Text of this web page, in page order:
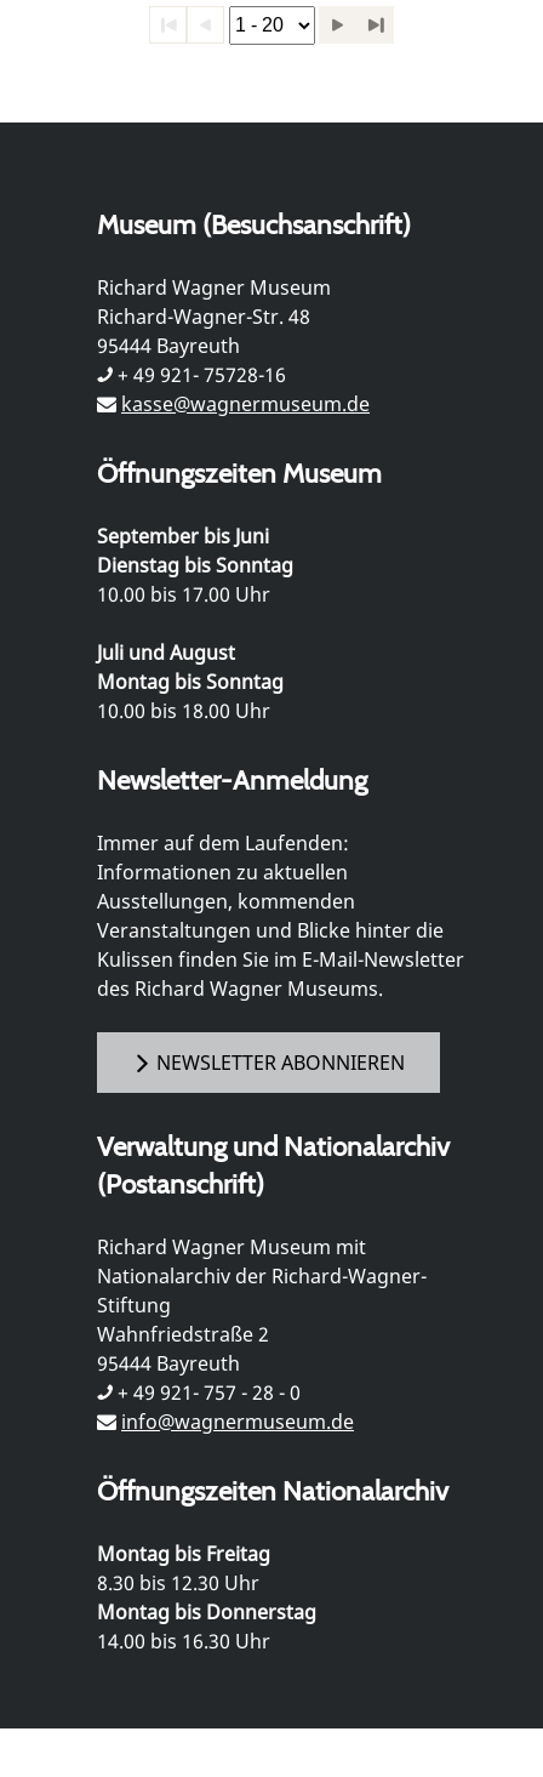
Museum (Besuchsanschrift)
Richard Wagner Museum
Richard-Wagner-Str. 48
95444 Bayreuth
+ 49 921- 75728-16
kasse@wagnermuseum.de
Öffnungszeiten Museum
September bis Juni
Dienstag bis Sonntag
10.00 bis 17.00 Uhr
Juli und August
Montag bis Sonntag
10.00 bis 18.00 Uhr
Newsletter-Anmeldung
Immer auf dem Laufenden:
Informationen zu aktuellen
Ausstellungen, kommenden
Veranstaltungen und Blicke hinter die
Kulissen finden Sie im E-Mail-Newsletter
des Richard Wagner Museums.
NEWSLETTER ABONNIEREN
Verwaltung und Nationalarchiv
(Postanschrift)
Richard Wagner Museum mit
Nationalarchiv der Richard-Wagner-
Stiftung
Wahnfriedstraße 2
95444 Bayreuth
+ 49 921- 757 - 28 - 0
info@wagnermuseum.de
Öffnungszeiten Nationalarchiv
Montag bis Freitag
8.30 bis 12.30 Uhr
Montag bis Donnerstag
14.00 bis 16.30 Uhr